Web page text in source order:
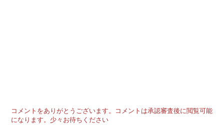
コメントをありがとうございます。コメントは承認審査後に閲覧可能
になります。少々お待ちください